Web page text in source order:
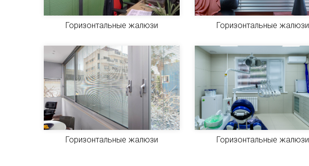
Горизонтальные жалюзи Горизонтальные жалюзи
Горизонтальные жалюзи Горизонтальные жалюзи